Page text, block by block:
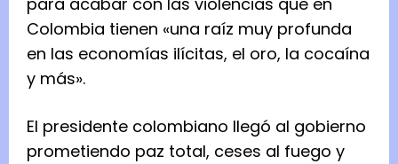
Colombia tienen «una raíz muy profunda
en las economías ilícitas, el oro, la cocaína
y más».
El presidente colombiano llegó al gobierno
prometiendo paz total, ceses al fuego y